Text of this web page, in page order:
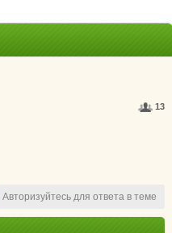
13
Авторизуйтесь для ответа в теме